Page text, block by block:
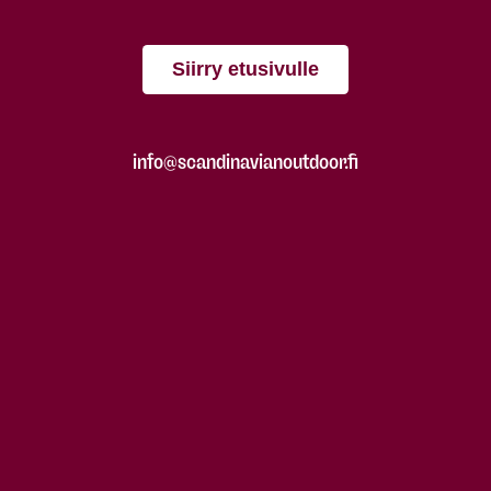
Siirry etusivulle
info@scandinavianoutdoor.fi